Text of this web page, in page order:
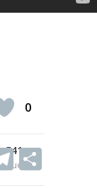
541
Vues
T
0